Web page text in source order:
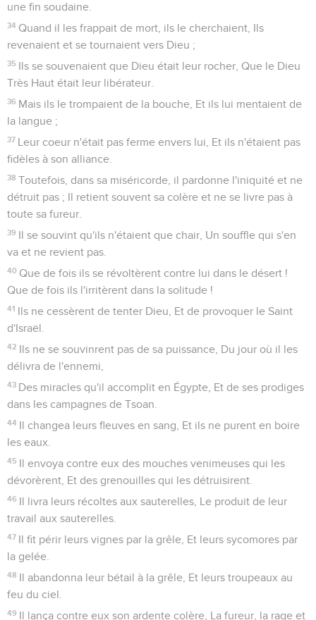
une fin soudaine.
34 Quand il les frappait de mort, ils le cherchaient, Ils
revenaient et se tournaient vers Dieu ;
35 Ils se souvenaient que Dieu était leur rocher, Que le Dieu
Très Haut était leur libérateur.
36 Mais ils le trompaient de la bouche, Et ils lui mentaient de
la langue ;
37 Leur coeur n'était pas ferme envers lui, Et ils n'étaient pas
fidèles à son alliance.
38 Toutefois, dans sa miséricorde, il pardonne l'iniquité et ne
détruit pas ; Il retient souvent sa colère et ne se livre pas à
toute sa fureur.
39 Il se souvint qu'ils n'étaient que chair, Un souffle qui s'en
va et ne revient pas.
40 Que de fois ils se révoltèrent contre lui dans le désert !
Que de fois ils l'irritèrent dans la solitude !
41 Ils ne cessèrent de tenter Dieu, Et de provoquer le Saint
d'Israël.
42 Ils ne se souvinrent pas de sa puissance, Du jour où il les
délivra de l'ennemi,
43 Des miracles qu'il accomplit en Égypte, Et de ses prodiges
dans les campagnes de Tsoan.
44 Il changea leurs fleuves en sang, Et ils ne purent en boire
les eaux.
45 Il envoya contre eux des mouches venimeuses qui les
dévorèrent, Et des grenouilles qui les détruisirent.
46 Il livra leurs récoltes aux sauterelles, Le produit de leur
travail aux sauterelles.
47 Il fit périr leurs vignes par la grêle, Et leurs sycomores par
la gelée.
48 Il abandonna leur bétail à la grêle, Et leurs troupeaux au
feu du ciel.
49 Il lança contre eux son ardente colère, La fureur, la rage et